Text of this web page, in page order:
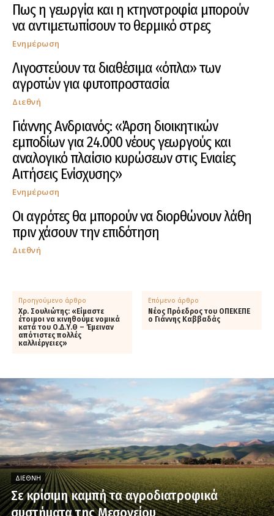
Πως η γεωργία και η κτηνοτροφία μπορούν
να αντιμετωπίσουν το θερμικό στρες
Ενημέρωση
Λιγοστεύουν τα διαθέσιμα «όπλα» των
αγροτών για φυτοπροστασία
Διεθνή
Γιάννης Ανδριανός: «Άρση διοικητικών
εμποδίων για 24.000 νέους γεωργούς και
αναλογικό πλαίσιο κυρώσεων στις Ενιαίες
Αιτήσεις Ενίσχυσης»
Ενημέρωση
Οι αγρότες θα μπορούν να διορθώνουν λάθη
πριν χάσουν την επιδότηση
Διεθνή
Προηγούμενο άρθρο
Χρ. Σουλιώτης: «Είμαστε
έτοιμοι να κινηθούμε νομικά
κατά του Ο.Δ.Υ.Θ – Έμειναν
απότιστες πολλές
καλλιέργειες»
Επόμενο άρθρο
Νέος Πρόεδρος του ΟΠΕΚΕΠΕ
ο Γιάννης Καββαδάς
ΔΙΕΘΝΉ
Σε κρίσιμη καμπή τα αγροδιατροφικά
συστήματα της Μεσογείου